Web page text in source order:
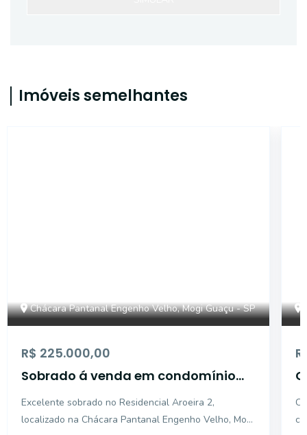
Imóveis semelhantes
Chácara Pantanal Engenho Velho, Mogi Guaçu - SP
R$ 225.000,00
Sobrado á venda em condomínio
Engenho Velho - Mogi Guaçu/SP.
Excelente sobrado no Residencial Aroeira 2,
localizado na Chácara Pantanal Engenho Velho, Mogi